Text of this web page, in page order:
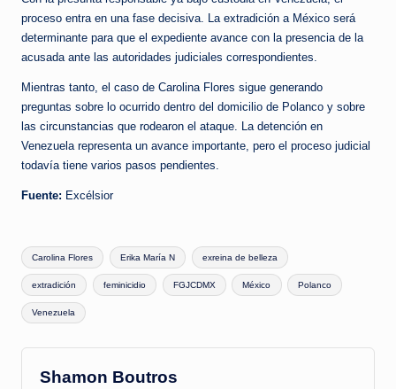
proceso entra en una fase decisiva. La extradición a México será
determinante para que el expediente avance con la presencia de la
acusada ante las autoridades judiciales correspondientes.
Mientras tanto, el caso de Carolina Flores sigue generando
preguntas sobre lo ocurrido dentro del domicilio de Polanco y sobre
las circunstancias que rodearon el ataque. La detención en
Venezuela representa un avance importante, pero el proceso judicial
todavía tiene varios pasos pendientes.
Fuente: Excélsior
Tags:
Carolina Flores Erika María N exreina de belleza
extradición feminicidio FGJCDMX México Polanco
Venezuela
Shamon Boutros